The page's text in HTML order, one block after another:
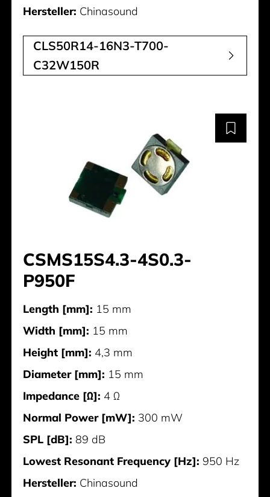
Hersteller: Chinasound
CLS50R14-16N3-T700-
C32W150R
CSMS15S4.3-4S0.3-
P950F
Length [mm]: 15 mm
Width [mm]: 15 mm
Height [mm]: 4,3 mm
Diameter [mm]: 15 mm
Impedance [Ω]: 4 Ω
Normal Power [mW]: 300 mW
SPL [dB]: 89 dB
Lowest Resonant Frequency [Hz]: 950 Hz
Hersteller: Chinasound